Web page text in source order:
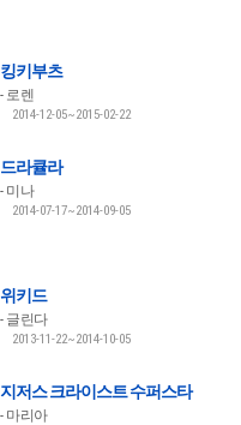
킹키부츠
로렌
2014-12-05~2015-02-22
드라큘라
미나
2014-07-17~2014-09-05
위키드
글린다
2013-11-22~2014-10-05
지저스 크라이스트 수퍼스타
마리아